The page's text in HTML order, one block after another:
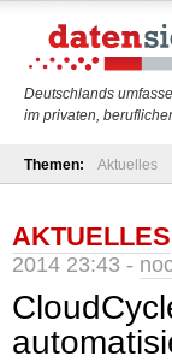
Deutschlands
im privaten,
Themen: Aktuelles
AKTUELLES
2014 23:43 -